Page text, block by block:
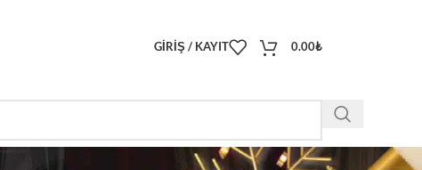
GIRIŞ / KAYIT 0.00₺